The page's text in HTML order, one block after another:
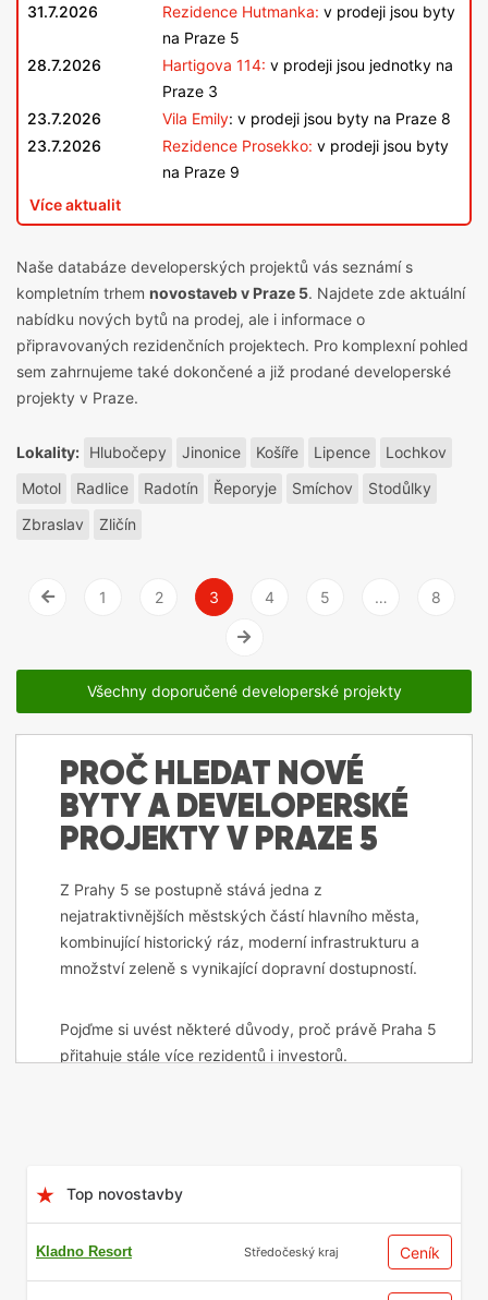
31.7.2026 Rezidence Hutmanka: v prodeji jsou byty
na Praze 5
28.7.2026
Hartigova 114: v prodeji jsou jednotky na
Praze 3
23.7.2026
Vila Emily: v prodeji jsou byty na Praze 8
23.7.2026
Rezidence Prosekko: v prodeji jsou byty
na Praze 9
Více aktualit
Naše databáze developerských projektů vás seznámí s
kompletním trhem novostaveb v Praze 5. Najdete zde aktuální
nabídku nových bytů na prodej, ale i informace o
připravovaných rezidenčních projektech. Pro komplexní pohled
sem zahrnujeme také dokončené a již prodané developerské
projekty v Praze.
Lokality: Hlubočepy Jinonice Košíře Lipence
Lochkov
Motol
Radlice Radotín Řeporyje Smíchov
Stodůlky
Zbraslav
Zličín
1 2 3 4 5 … 8
Vpravo
Všechny doporučené developerské projekty
PROČ HLEDAT NOVÉ
BYTY A DEVELOPERSKÉ
PROJEKTY V PRAZE 5
Z Prahy 5 se postupně stává jedna z
nejatraktivnějších městských částí hlavního města,
kombinující historický ráz, moderní infrastrukturu a
množství zeleně s vynikající dopravní dostupností.
Pojďme si uvést některé důvody, proč právě Praha 5
přitahuje stále více rezidentů i investorů.
Top novostavby
Kladno Resort Středočeský kraj Ceník